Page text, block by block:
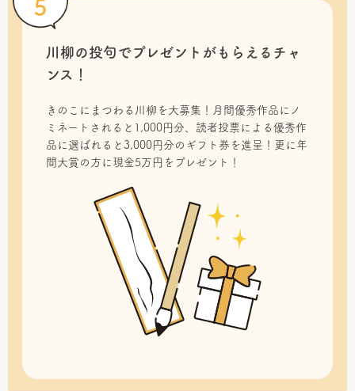
川柳の投句でプレゼントがもらえるチャ
ンス！
きのこにまつわる川柳を大募集！月間優秀作品にノ
ミネートされると1,000円分、読者投票による優秀作
品に選ばれると3,000円分のギフト券を進呈！更に年
間大賞の方に現金5万円をプレゼント！